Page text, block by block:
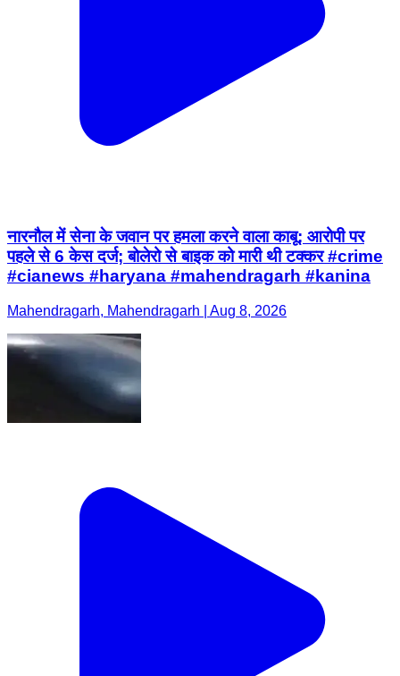
नारनौल में सेना के जवान पर हमला करने वाला काबू: आरोपी पर
पहले से 6 केस दर्ज; बोलेरो से बाइक को मारी थी टक्कर #crime
#cianews #haryana #mahendragarh #kanina
Mahendragarh, Mahendragarh | Aug 8, 2026